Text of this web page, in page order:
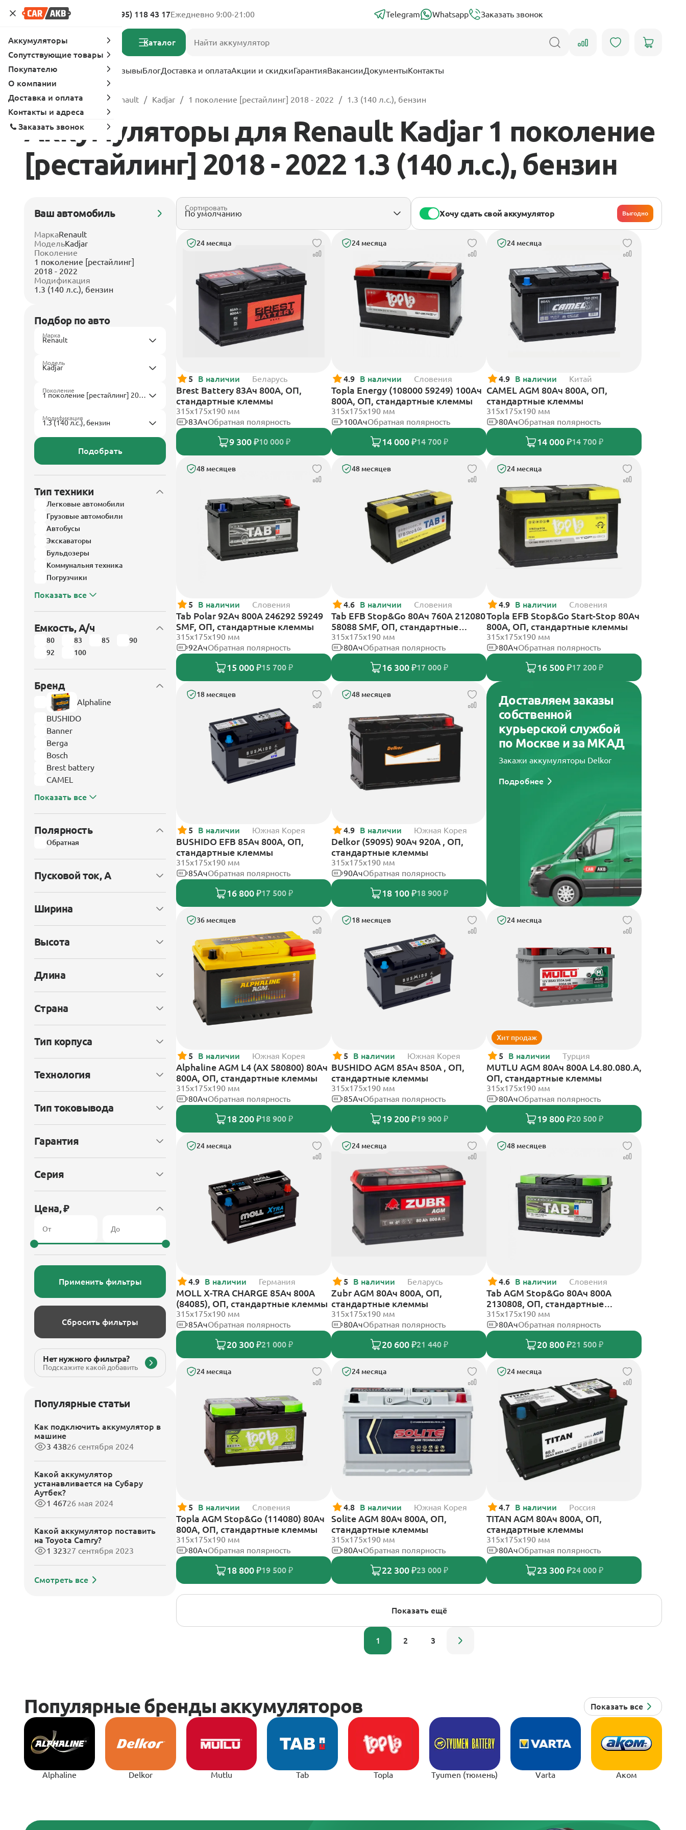
Адреса магазинов 8 (495) 118 43 17Ежедневно 9:00-21:00 Telegram Whatsapp Заказать звонок
Каталог
Услуги Вопрос-ответ ОтзывыБлогДоставка и оплатаАкции и скидкиГарантияВакансииДокументыКонтакты
Главная Каталог Renault Kadjar 1 поколение [рестайлинг] 2018 - 2022 1.3 (140 л.с.), бензин
Аккумуляторы для Renault Kadjar 1 поколение
[рестайлинг] 2018 - 2022 1.3 (140 л.с.), бензин
Ваш автомобиль
МаркаRenault
МодельKadjar
Поколение
1 поколение [рестайлинг]
2018 - 2022
Модификация
1.3 (140 л.с.), бензин
Подбор по авто
Марка
Модель
Поколение
Модификация
Подобрать
Тип техники
Легковые автомобили
Грузовые автомобили
Автобусы
Экскаваторы
Бульдозеры
Коммунальня техника
Погрузчики
Показать все
Емкость, А/ч
80 83 85
90
92
100
Бренд
Alphaline
BUSHIDO
Banner
Berga
Bosch
Brest battery
CAMEL
Показать все
Полярность
Обратная
Пусковой ток, А
Ширина
Высота
Длина
Страна
Тип корпуса
Технология
Тип токовывода
Гарантия
Серия
Цена, ₽
Применить фильтры
Сбросить фильтры
Нет нужного фильтра?
Подскажите какой добавить
Популярные статьи
Как подключить аккумулятор в
машине
3 43826 сентября 2024
Какой аккумулятор
устанавливается на Субару
Аутбек?
1 46726 мая 2024
Какой аккумулятор поставить
на Toyota Camry?
1 32327 сентября 2023
Смотреть все
Сортировать
Хочу сдать свой аккумулятор Выгодно
24 месяца
5 В наличии Беларусь
Brest Battery 83Ач 800А, ОП,
стандартные клеммы
315x175x190 мм
83АчОбратная полярность
9 300 ₽10 000 ₽
24 месяца
4.9 В наличии Словения
Topla Energy (108000 59249) 100Ач
800А, ОП, стандартные клеммы
315x175x190 мм
100АчОбратная полярность
14 000 ₽14 700 ₽
24 месяца
4.9 В наличии Китай
CAMEL AGM 80Ач 800А, ОП,
стандартные клеммы
315x175x190 мм
80АчОбратная полярность
14 000 ₽14 700 ₽
48 месяцев
5 В наличии Словения
Tab Polar 92Ач 800А 246292 59249
SMF, ОП, стандартные клеммы
315x175x190 мм
92АчОбратная полярность
15 000 ₽15 700 ₽
48 месяцев
4.6 В наличии Словения
Tab EFB Stop&Go 80Ач 760А 212080
58088 SMF, ОП, стандартные
клеммы
315x175x190 мм
80АчОбратная полярность
16 300 ₽17 000 ₽
24 месяца
4.9 В наличии Словения
Topla EFB Stop&Go Start-Stop 80Ач
800А, ОП, стандартные клеммы
315x175x190 мм
80АчОбратная полярность
16 500 ₽17 200 ₽
18 месяцев
5 В наличии Южная Корея
BUSHIDO EFB 85Ач 800А, ОП,
стандартные клеммы
315x175x190 мм
85АчОбратная полярность
16 800 ₽17 500 ₽
48 месяцев
4.9 В наличии Южная Корея
Delkor (59095) 90Ач 920А , ОП,
стандартные клеммы
315x175x190 мм
90АчОбратная полярность
18 100 ₽18 900 ₽
Доставляем заказы
собственной
курьерской службой
по Москве и за МКАД
Закажи аккумуляторы Delkor
Подробнее
36 месяцев
5 В наличии Южная Корея
Alphaline AGM L4 (AX 580800) 80Ач
800А, ОП, стандартные клеммы
315х175х190 мм
80АчОбратная полярность
18 200 ₽18 900 ₽
18 месяцев
5 В наличии Южная Корея
BUSHIDO AGM 85Ач 850А , ОП,
стандартные клеммы
315x175x190 мм
85АчОбратная полярность
19 200 ₽19 900 ₽
24 месяца
Хит продаж
5 В наличии Турция
MUTLU AGM 80Ач 800A L4.80.080.A,
ОП, стандартные клеммы
315x175x190 мм
80АчОбратная полярность
19 800 ₽20 500 ₽
24 месяца
4.9 В наличии Германия
MOLL X-TRA CHARGE 85Ач 800А
(84085), ОП, стандартные клеммы
315x175x190 мм
85АчОбратная полярность
20 300 ₽21 000 ₽
24 месяца
5 В наличии Беларусь
Zubr AGM 80Ач 800А, ОП,
стандартные клеммы
315x175x190 мм
80АчОбратная полярность
20 600 ₽21 440 ₽
48 месяцев
4.6 В наличии Словения
Tab AGM Stop&Go 80Ач 800А
2130808, ОП, стандартные
клеммы
315x175x190 мм
80АчОбратная полярность
20 800 ₽21 500 ₽
24 месяца
5 В наличии Словения
Topla AGM Stop&Go (114080) 80Ач
800А, ОП, стандартные клеммы
315x175x190 мм
80АчОбратная полярность
18 800 ₽19 500 ₽
24 месяца
4.8 В наличии Южная Корея
Solite AGM 80Ач 800А, ОП,
стандартные клеммы
315x175x190 мм
80АчОбратная полярность
22 300 ₽23 000 ₽
24 месяца
4.7 В наличии Россия
TITAN AGM 80Ач 800А, ОП,
стандартные клеммы
315x175x190 мм
80АчОбратная полярность
23 300 ₽24 000 ₽
Показать ещё
1 2 3
Alphaline Delkor Mutlu Tab Topla Tyumen (тюмень) Varta Аком
Аккумуляторы
Сопутствующие товары
Покупателю
О компании
Доставка и оплата
Контакты и адреса
Заказать звонок